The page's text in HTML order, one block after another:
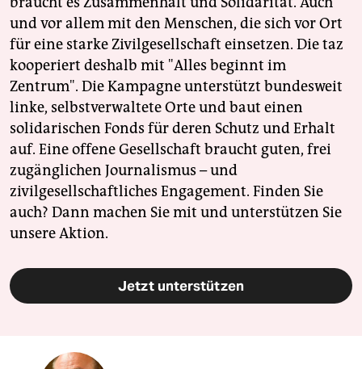
und vor allem mit den Menschen, die sich vor Ort
für eine starke Zivilgesellschaft einsetzen. Die taz
kooperiert deshalb mit "Alles beginnt im
Zentrum". Die Kampagne unterstützt bundesweit
linke, selbstverwaltete Orte und baut einen
solidarischen Fonds für deren Schutz und Erhalt
auf. Eine offene Gesellschaft braucht guten, frei
zugänglichen Journalismus – und
zivilgesellschaftliches Engagement. Finden Sie
auch? Dann machen Sie mit und unterstützen Sie
unsere Aktion.
Jetzt unterstützen